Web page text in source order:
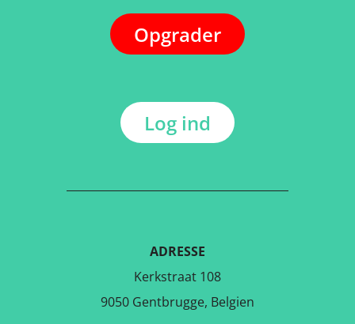
Opgrader
Log ind
ADRESSE
Kerkstraat 108
9050 Gentbrugge, Belgien